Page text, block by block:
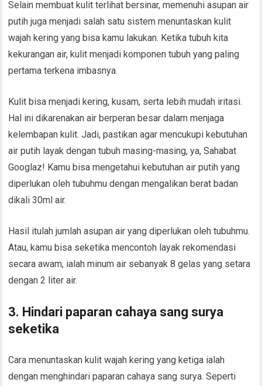
Selain membuat kulit terlihat bersinar, memenuhi asupan air
putih juga menjadi salah satu sistem menuntaskan kulit
wajah kering yang bisa kamu lakukan. Ketika tubuh kita
kekurangan air, kulit menjadi komponen tubuh yang paling
pertama terkena imbasnya.
Kulit bisa menjadi kering, kusam, serta lebih mudah iritasi.
Hal ini dikarenakan air berperan besar dalam menjaga
kelembapan kulit. Jadi, pastikan agar mencukupi kebutuhan
air putih layak dengan tubuh masing-masing, ya, Sahabat
Googlaz! Kamu bisa mengetahui kebutuhan air putih yang
diperlukan oleh tubuhmu dengan mengalikan berat badan
dikali 30ml air.
Hasil itulah jumlah asupan air yang diperlukan oleh tubuhmu.
Atau, kamu bisa seketika mencontoh layak rekomendasi
secara awam, ialah minum air sebanyak 8 gelas yang setara
dengan 2 liter air.
3. Hindari paparan cahaya sang surya
seketika
Cara menuntaskan kulit wajah kering yang ketiga ialah
dengan menghindari paparan cahaya sang surya. Seperti